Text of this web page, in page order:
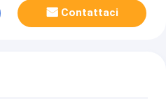
Contattaci